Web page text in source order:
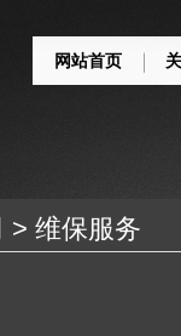
网站首页
> 维保服务